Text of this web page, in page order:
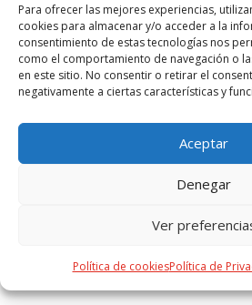
Para ofrecer las mejores experiencias,
cookies para almacenar y/o acceder a la
consentimiento de estas tecnologías nos
como el comportamiento de navegación o
en este sitio. No consentir o retirar el
negativamente a ciertas características y
Aceptar
Denegar
Ver
Política de cookiesPolítica de
PRODUCTOS